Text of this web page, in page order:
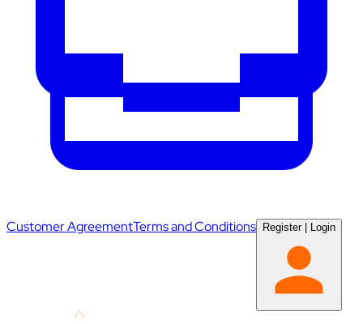
Customer AgreementTerms and Conditions Register| Login